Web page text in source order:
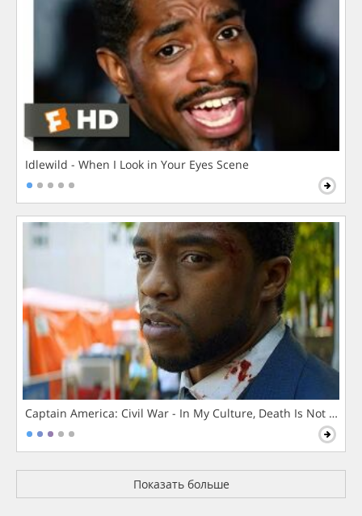
Idlewild - When I Look in Your Eyes Scene
Captain America: Civil War - In My Culture, Death Is Not The
Показать больше